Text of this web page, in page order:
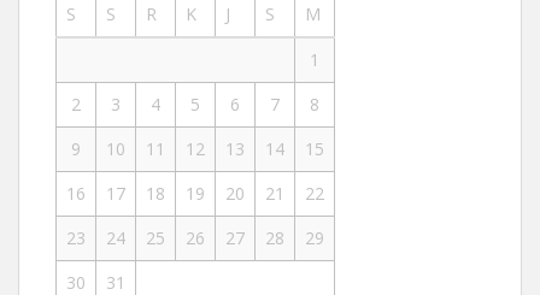
S
S R K J S
M
1
2
3 4 5 6 7
8
9
10 11 12 13 14
15
16
17 18 19 20 21
22
23
24 25 26 27 28
29
30
31